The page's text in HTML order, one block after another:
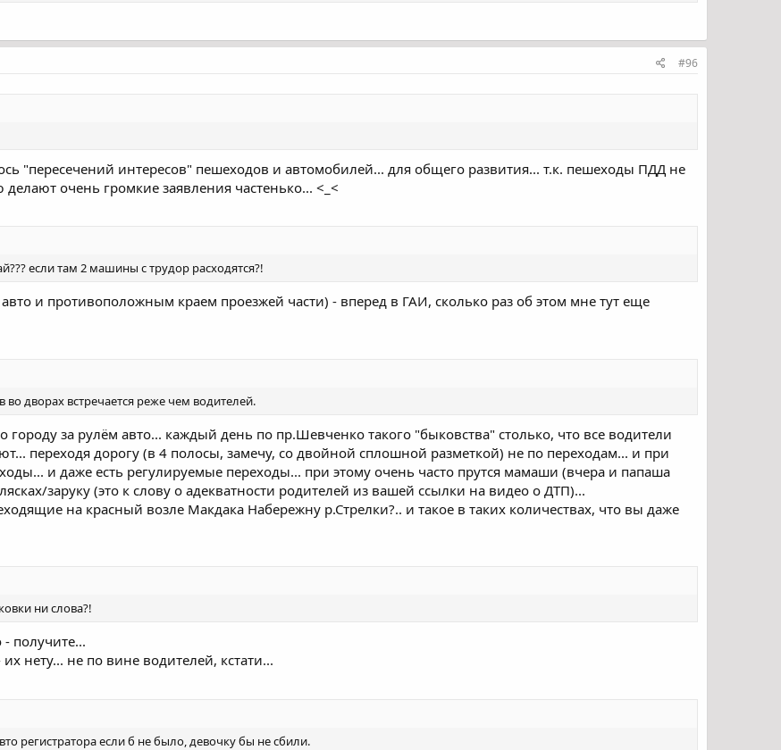
#96
"пересечений интересов" пешеходов и автомобилей... для общего развития... т.к. пешеходы ПДД не
очень громкие заявления частенько... <_<
если там 2 машины с трудор расходятся?!
и противоположным краем проезжей части) - вперед в ГАИ, сколько раз об этом мне тут еще
дворах встречается реже чем водителей.
городу за рулём авто... каждый день по пр.Шевченко такого "быковства" столько, что все водители
переходя дорогу (в 4 полосы, замечу, со двойной сплошной разметкой) не по переходам... и при
и даже есть регулируемые переходы... при этому очень часто прутся мамаши (вчера и папаша
заруку (это к слову о адекватности родителей из вашей ссылки на видео о ДТП)...
на красный возле Макдака Набережну р.Стрелки?.. и такое в таких количествах, что вы даже
ни слова?!
- получите...
нету... не по вине водителей, кстати...
регистратора если б не было, девочку бы не сбили.